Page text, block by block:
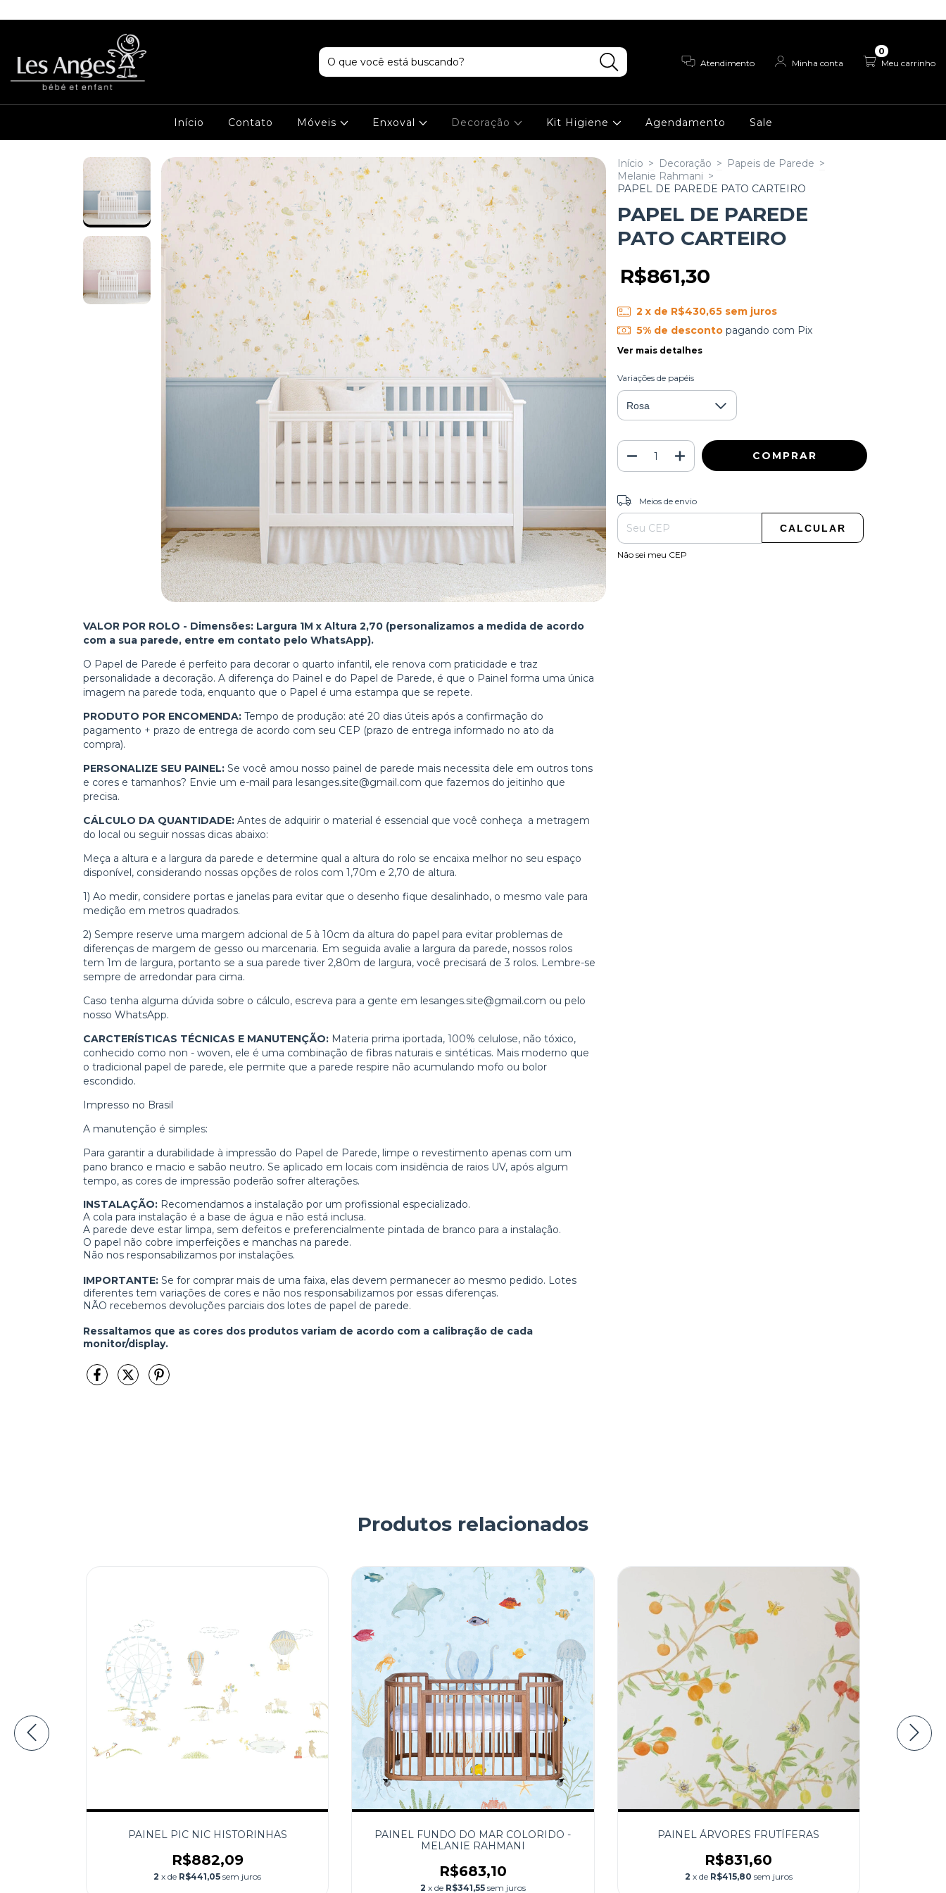
Atendimento Minha conta Meu carrinho
0
Início Contato Móveis Enxoval Decoração Kit Higiene Agendamento Sale
VALOR POR ROLO - Dimensões: Largura 1M x Altura 2,70 (personalizamos a medida de acordo
com a sua parede, entre em contato pelo WhatsApp).
O Papel de Parede é perfeito para decorar o quarto infantil, ele renova com praticidade e traz
personalidade a decoração. A diferença do Painel e do Papel de Parede, é que o Painel forma uma única
imagem na parede toda, enquanto que o Papel é uma estampa que se repete.
PRODUTO POR ENCOMENDA: Tempo de produção: até 20 dias úteis após a confirmação do
pagamento + prazo de entrega de acordo com seu CEP (prazo de entrega informado no ato da
compra).
PERSONALIZE SEU PAINEL: Se você amou nosso painel de parede mais necessita dele em outros tons
e cores e tamanhos? Envie um e-mail para lesanges.site@gmail.com que fazemos do jeitinho que
precisa.
CÁLCULO DA QUANTIDADE: Antes de adquirir o material é essencial que você conheça a metragem
do local ou seguir nossas dicas abaixo:
Meça a altura e a largura da parede e determine qual a altura do rolo se encaixa melhor no seu espaço
disponível, considerando nossas opções de rolos com 1,70m e 2,70 de altura.
1) Ao medir, considere portas e janelas para evitar que o desenho fique desalinhado, o mesmo vale para
medição em metros quadrados.
2) Sempre reserve uma margem adcional de 5 à 10cm da altura do papel para evitar problemas de
diferenças de margem de gesso ou marcenaria. Em seguida avalie a largura da parede, nossos rolos
tem 1m de largura, portanto se a sua parede tiver 2,80m de largura, você precisará de 3 rolos. Lembre-se
sempre de arredondar para cima.
Caso tenha alguma dúvida sobre o cálculo, escreva para a gente em lesanges.site@gmail.com ou pelo
nosso WhatsApp.
CARCTERÍSTICAS TÉCNICAS E MANUTENÇÃO: Materia prima iportada, 100% celulose, não tóxico,
conhecido como non - woven, ele é uma combinação de fibras naturais e sintéticas. Mais moderno que
o tradicional papel de parede, ele permite que a parede respire não acumulando mofo ou bolor
escondido.
Impresso no Brasil
A manutenção é simples:
Para garantir a durabilidade à impressão do Papel de Parede, limpe o revestimento apenas com um
pano branco e macio e sabão neutro. Se aplicado em locais com insidência de raios UV, após algum
tempo, as cores de impressão poderão sofrer alterações.
INSTALAÇÃO: Recomendamos a instalação por um profissional especializado.
A cola para instalação é a base de água e não está inclusa.
A parede deve estar limpa, sem defeitos e preferencialmente pintada de branco para a instalação.
O papel não cobre imperfeições e manchas na parede.
Não nos responsabilizamos por instalações.
IMPORTANTE: Se for comprar mais de uma faixa, elas devem permanecer ao mesmo pedido. Lotes
diferentes tem variações de cores e não nos responsabilizamos por essas diferenças.
NÃO recebemos devoluções parciais dos lotes de papel de parede.
Ressaltamos que as cores dos produtos variam de acordo com a calibração de cada
monitor/display.
Início > Decoração > Papeis de Parede >
Melanie Rahmani >
PAPEL DE PAREDE PATO CARTEIRO
PAPEL DE PAREDE
PATO CARTEIRO
R$861,30
2 x de R$430,65 sem juros
5% de descontopagando com Pix
Ver mais detalhes
Variações de papéis
Entregas para o CEP:
Meios de envio
CALCULAR
Não sei meu CEP
Produtos relacionados
PAINEL PIC NIC HISTORINHAS
R$882,09
2 x de R$441,05 sem juros
PAINEL FUNDO DO MAR COLORIDO -
MELANIE RAHMANI
R$683,10
2 x de R$341,55 sem juros
PAINEL ÁRVORES FRUTÍFERAS
R$831,60
2 x de R$415,80 sem juros